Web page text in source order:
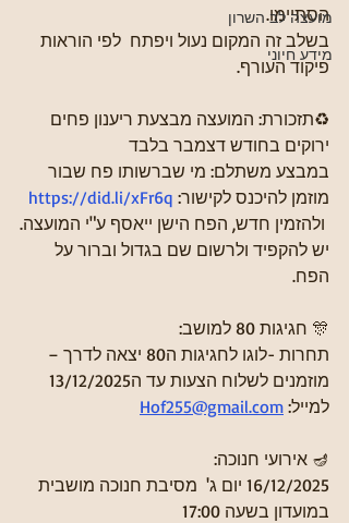
מועצה לב השרון
מידע חיוני
הסתיימו.
בשלב זה המקום נעול ויפתח  לפי הוראות
פיקוד העורף.
♻תזכורת: המועצה מבצעת ריענון פחים
ירוקים בחודש דצמבר בלבד
במבצע משתלם: מי שברשותו פח שבור
מוזמן להיכנס לקישור: https://did.li/xFr6q
יש להקפיד ולרשום שם בגדול וברור על
הפח.
🎊 חגיגות 80 למושב:
תחרות -לוגו לחגיגות ה80 יצאה לדרך –
למייל: Hof255@gmail.com
🪔 אירועי חנוכה:
16/12/2025 יום ג'  מסיבת חנוכה מושבית
במועדון בשעה 17:00